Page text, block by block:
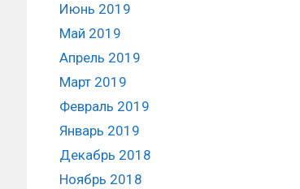
Июнь 2019
Май 2019
Апрель 2019
Март 2019
Февраль 2019
Январь 2019
Декабрь 2018
Ноябрь 2018